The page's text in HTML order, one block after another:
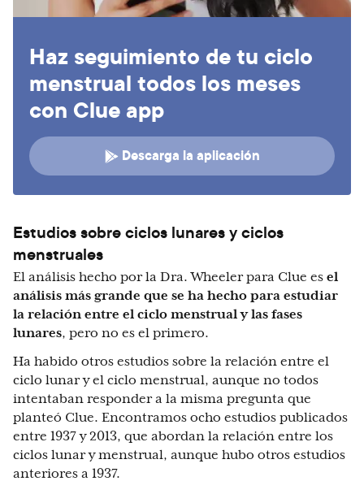
Haz seguimiento de tu ciclo
menstrual todos los meses
con Clue app
Descarga la aplicación
Estudios sobre ciclos lunares y ciclos
menstruales
El análisis hecho por la Dra. Wheeler para Clue es el
análisis más grande que se ha hecho para estudiar
la relación entre el ciclo menstrual y las fases
lunares, pero no es el primero.
Ha habido otros estudios sobre la relación entre el
ciclo lunar y el ciclo menstrual, aunque no todos
intentaban responder a la misma pregunta que
planteó Clue. Encontramos ocho estudios publicados
entre 1937 y 2013, que abordan la relación entre los
ciclos lunar y menstrual, aunque hubo otros estudios
anteriores a 1937.